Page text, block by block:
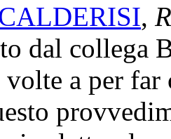
,
dal collega
volte a per